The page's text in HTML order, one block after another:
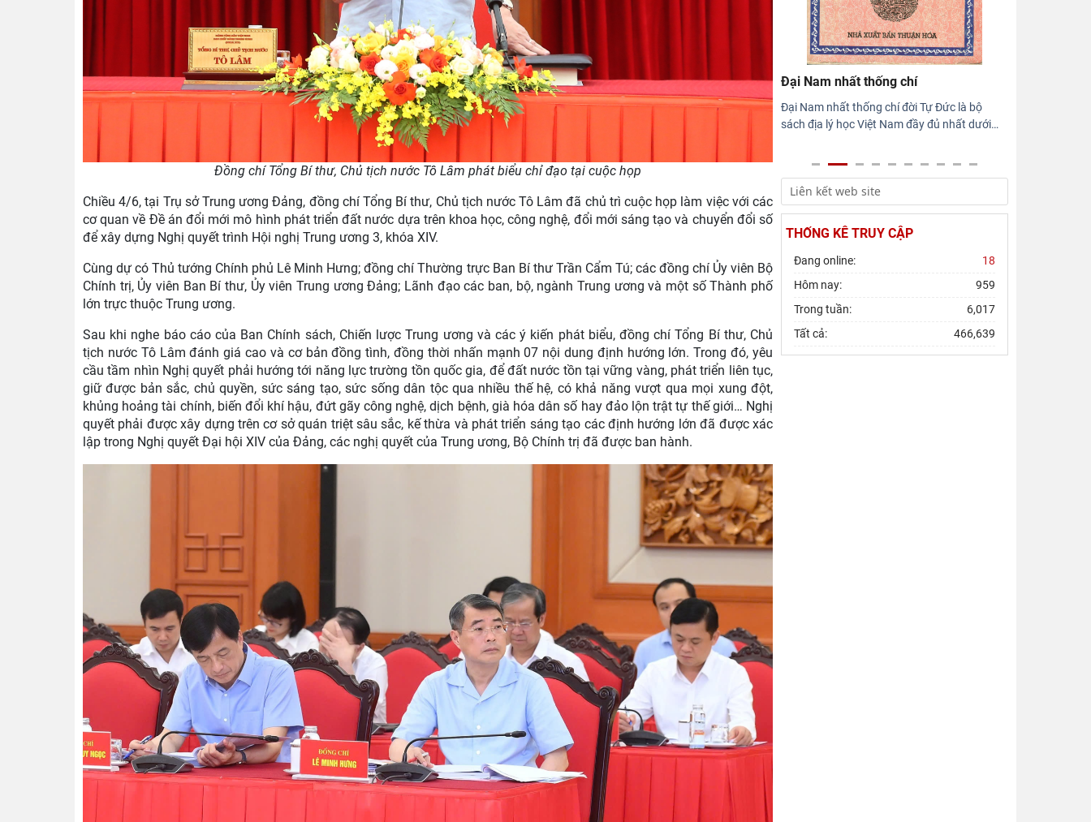
Đồng chí Tổng Bí thư, Chủ tịch nước Tô Lâm phát biểu chỉ đạo tại cuộc họp
Chiều 4/6, tại Trụ sở Trung ương Đảng, đồng chí Tổng Bí thư, Chủ tịch nước Tô Lâm đã chủ trì cuộc họp làm việc với các
cơ quan về Đề án đổi mới mô hình phát triển đất nước dựa trên khoa học, công nghệ, đổi mới sáng tạo và chuyển đổi số
để xây dựng Nghị quyết trình Hội nghị Trung ương 3, khóa XIV.
Cùng dự có Thủ tướng Chính phủ Lê Minh Hưng; đồng chí Thường trực Ban Bí thư Trần Cẩm Tú; các đồng chí Ủy viên Bộ
Chính trị, Ủy viên Ban Bí thư, Ủy viên Trung ương Đảng; Lãnh đạo các ban, bộ, ngành Trung ương và một số Thành phố
lớn trực thuộc Trung ương.
Sau khi nghe báo cáo của Ban Chính sách, Chiến lược Trung ương và các ý kiến phát biểu, đồng chí Tổng Bí thư, Chủ
tịch nước Tô Lâm đánh giá cao và cơ bản đồng tình, đồng thời nhấn mạnh 07 nội dung định hướng lớn. Trong đó, yêu
cầu tầm nhìn Nghị quyết phải hướng tới năng lực trường tồn quốc gia, để đất nước tồn tại vững vàng, phát triển liên tục,
giữ được bản sắc, chủ quyền, sức sáng tạo, sức sống dân tộc qua nhiều thế hệ, có khả năng vượt qua mọi xung đột,
khủng hoảng tài chính, biến đổi khí hậu, đứt gãy công nghệ, dịch bệnh, già hóa dân số hay đảo lộn trật tự thế giới… Nghị
quyết phải được xây dựng trên cơ sở quán triệt sâu sắc, kế thừa và phát triển sáng tạo các định hướng lớn đã được xác
lập trong Nghị quyết Đại hội XIV của Đảng, các nghị quyết của Trung ương, Bộ Chính trị đã được ban hành.
Rà soát công tác chuẩn bị Hội thảo
khoa học quốc gia "Danh nhân văn hóa
Lê Quý Đôn - Di sản và giá
Đại Nam nhất thống chí
Đại Nam nhất thống chí đời Tự Đức là bộ
sách địa lý học Việt Nam đầy đủ nhất dưới…
THỐNG KÊ TRUY CẬP
Đang online:
18
Hôm nay:
959
Trong tuần:
6,017
Tất cả:
466,639